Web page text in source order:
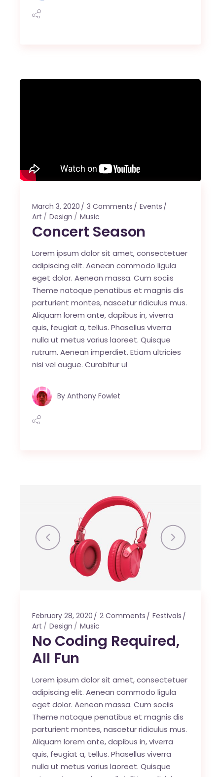
March 3, 2020 3 Comments
Events
Art
Design Music
Concert Season
Lorem ipsum dolor sit amet, consectetuer
adipiscing elit. Aenean commodo ligula
eget dolor. Aenean massa. Cum sociis
Theme natoque penatibus et magnis dis
parturient montes, nascetur ridiculus mus.
Aliquam lorem ante, dapibus in, viverra
quis, feugiat a, tellus. Phasellus viverra
nulla ut metus varius laoreet. Quisque
rutrum. Aenean imperdiet. Etiam ultricies
nisi vel augue. Curabitur ul
By Anthony Fowlet
February 28, 2020 2 Comments
Festivals
Art
Design Music
No Coding Required,
All Fun
Lorem ipsum dolor sit amet, consectetuer
adipiscing elit. Aenean commodo ligula
eget dolor. Aenean massa. Cum sociis
Theme natoque penatibus et magnis dis
parturient montes, nascetur ridiculus mus.
Aliquam lorem ante, dapibus in, viverra
quis, feugiat a, tellus. Phasellus viverra
nulla ut metus varius laoreet. Quisque